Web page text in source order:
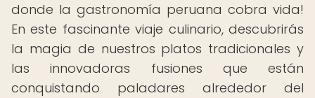
donde la gastronomía peruana cobra vida!
En este fascinante viaje culinario, descubrirás
la magia de nuestros platos tradicionales y
las innovadoras fusiones que están
conquistando paladares alrededor del